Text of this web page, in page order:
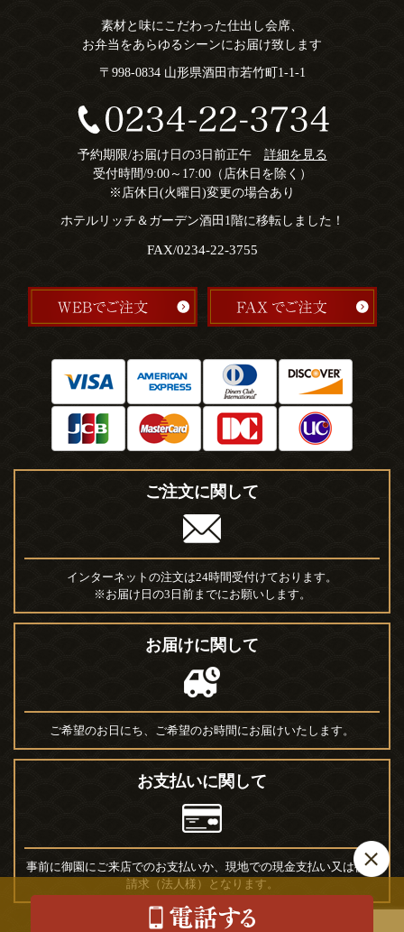
素材と味にこだわった仕出し会席、
お弁当をあらゆるシーンにお届け致します
〒998-0834 山形県酒田市若竹町1-1-1
予約期限/お届け日の3日前正午 詳細を見る
受付時間/9:00～17:00（店休日を除く）
※店休日(火曜日)変更の場合あり
ホテルリッチ＆ガーデン酒田1階に移転しました！
FAX/0234-22-3755
ご注文に関して
インターネットの注文は24時間受付けております。
※お届け日の3日前までにお願いします。
お届けに関して
ご希望のお日にち、ご希望のお時間にお届けいたします。
お支払いに関して
事前に御園にご来店でのお支払いか、現地での現金支払い又は後日
請求（法人様）となります。